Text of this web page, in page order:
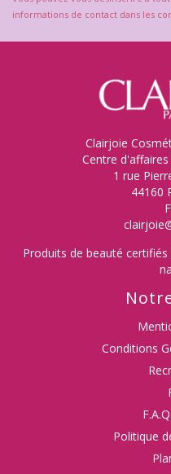
informations de contact dans les
Clairjoie
Centre
1 rue
44160
Produits de beauté
Conditions
Politique